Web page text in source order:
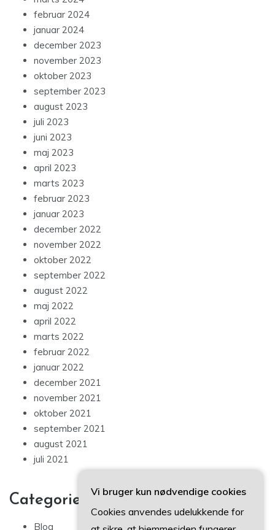
februar 2024
januar 2024
december 2023
november 2023
oktober 2023
september 2023
august 2023
juli 2023
juni 2023
maj 2023
april 2023
marts 2023
februar 2023
januar 2023
december 2022
november 2022
oktober 2022
september 2022
august 2022
maj 2022
april 2022
marts 2022
februar 2022
januar 2022
december 2021
november 2021
oktober 2021
september 2021
august 2021
juli 2021
Categories
Blog
Vi bruger kun nødvendige cookies
Cookies anvendes udelukkende for